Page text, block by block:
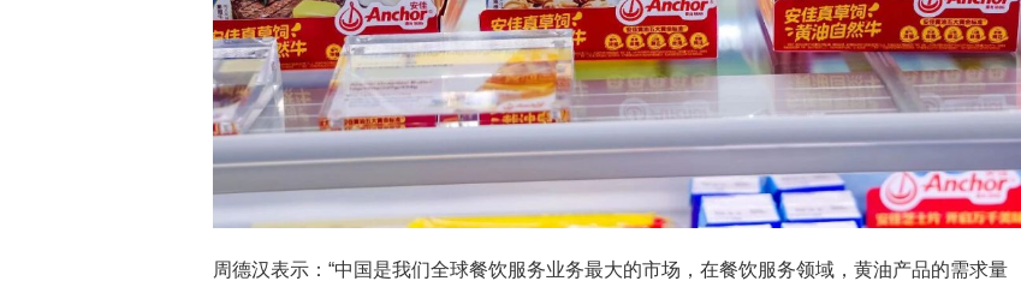
周德汉表示：“中国是我们全球餐饮服务业务最大的市场，在餐饮服务领域，黄油产品的需求量